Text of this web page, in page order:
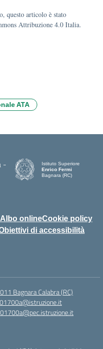
questo articolo è stato
Attribuzione 4.0 Italia.
ATA
Istituto Superiore
Enrico Fermi
Bagnara (RC)
Albo onlineCookie policy
di accessibilità
Bagnara Calabra (RC)